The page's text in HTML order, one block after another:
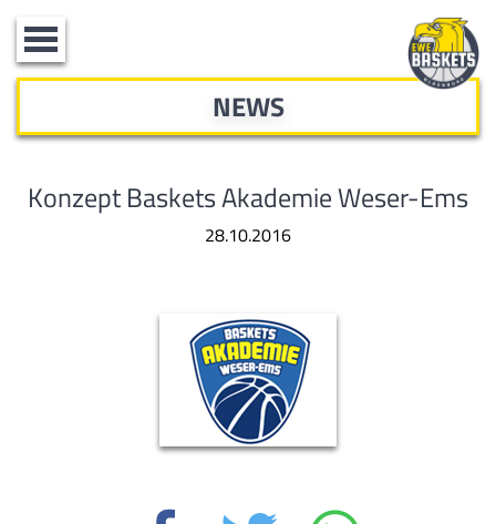
Toggle
navigation
NEWS
Konzept Baskets Akademie Weser-Ems
28.10.2016